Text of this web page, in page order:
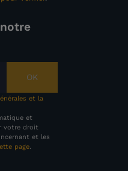
OK
et la
et
votre droit
et les
page.